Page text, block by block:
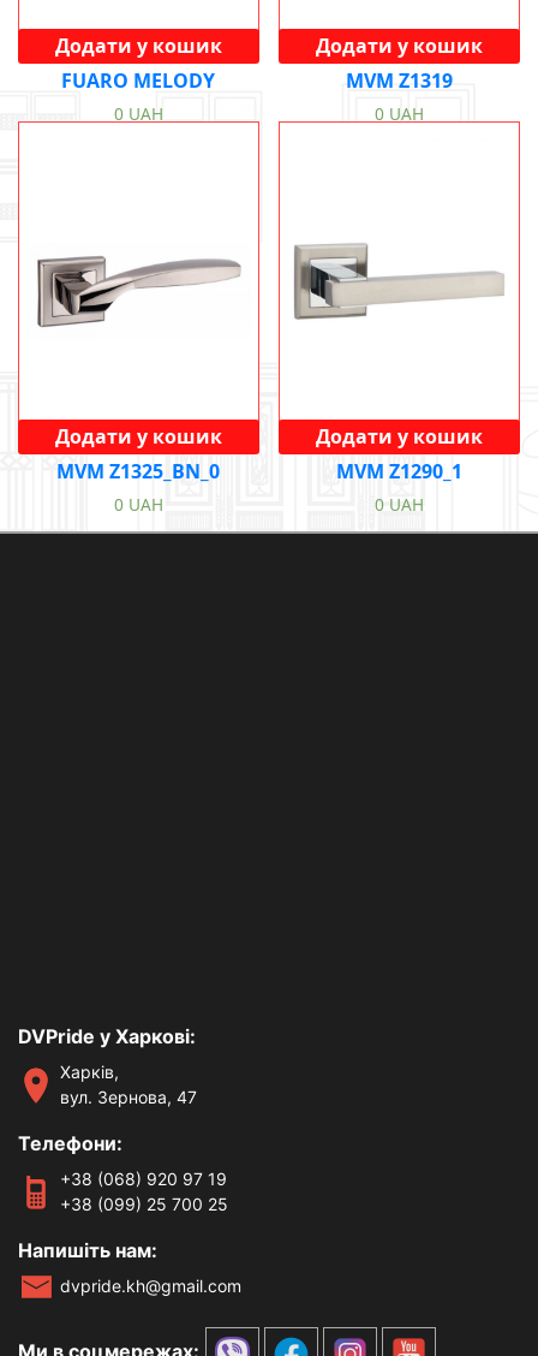
FUARO MELODY
0 UAH
Додати у кошик
MVM Z1319
0 UAH
Додати у кошик
MVM Z1325_BN_0
0 UAH
Додати у кошик
MVM Z1290_1
0 UAH
Додати у кошик
DVPride у Харкові:
Харків,
вул. Зернова, 47
Телефони:
+38 (068) 920 97 19
+38 (099) 25 700 25
Напишіть нам:
dvpride.kh@gmail.com